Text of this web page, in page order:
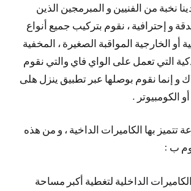
نخبة من الفنيين و المبرمجين الذين
و إحترافية ، نقوم بتركيب جميع أنواع
أو الخارجية المواقبة الصغيرة ، المخفية
التي تعمل على الواي فاي والتي نقوم
و إنما نقوم بوصلها عبر تطبيق ينزل هلى
الكومبيوتر .
تتميز بها الكاميرات الداخية ، و من هذه
ب :
الداخلية لتغطية أكبر مساحة